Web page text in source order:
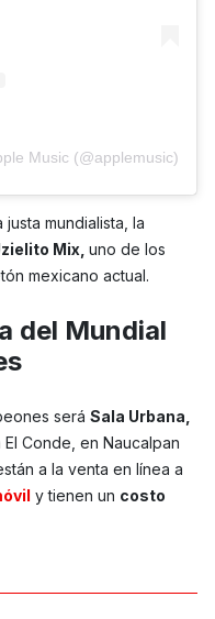
Music (@applemusic)
mundialista, la
Mix, uno de los
mexicano actual.
del Mundial
será Sala Urbana,
Conde, en Naucalpan
a la venta en línea a
y tienen un costo